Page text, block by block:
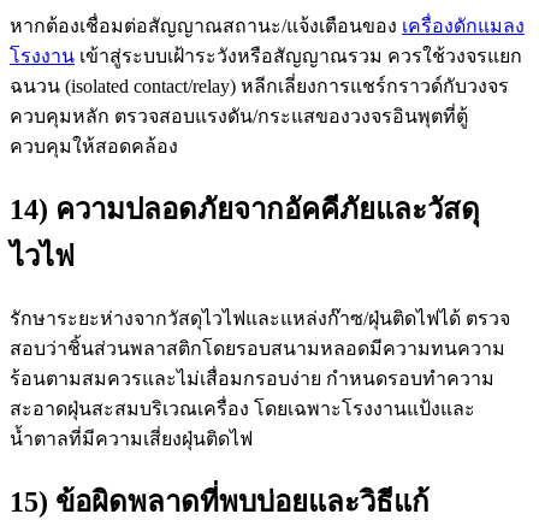
หากต้องเชื่อมต่อสัญญาณสถานะ/แจ้งเตือนของ เครื่องดักแมลง
โรงงาน เข้าสู่ระบบเฝ้าระวังหรือสัญญาณรวม ควรใช้วงจรแยก
ฉนวน (isolated contact/relay) หลีกเลี่ยงการแชร์กราวด์กับวงจร
ควบคุมหลัก ตรวจสอบแรงดัน/กระแสของวงจรอินพุตที่ตู้
ควบคุมให้สอดคล้อง
14) ความปลอดภัยจากอัคคีภัยและวัสดุ
ไวไฟ
รักษาระยะห่างจากวัสดุไวไฟและแหล่งก๊าซ/ฝุ่นติดไฟได้ ตรวจ
สอบว่าชิ้นส่วนพลาสติกโดยรอบสนามหลอดมีความทนความ
ร้อนตามสมควรและไม่เสื่อมกรอบง่าย กำหนดรอบทำความ
สะอาดฝุ่นสะสมบริเวณเครื่อง โดยเฉพาะโรงงานแป้งและ
น้ำตาลที่มีความเสี่ยงฝุ่นติดไฟ
15) ข้อผิดพลาดที่พบบ่อยและวิธีแก้